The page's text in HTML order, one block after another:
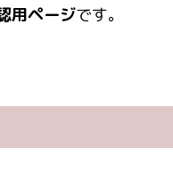
用ページです。